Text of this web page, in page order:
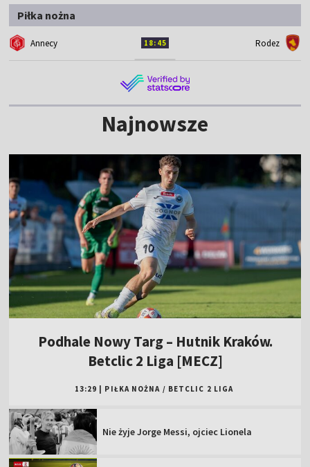
Piłka nożna
Annecy 18:45 Rodez
Najnowsze
Podhale Nowy Targ – Hutnik Kraków.
Betclic 2 Liga [MECZ]
13:29 PIŁKA NOŻNA / BETCLIC 2 LIGA
Nie żyje Jorge Messi, ojciec Lionela